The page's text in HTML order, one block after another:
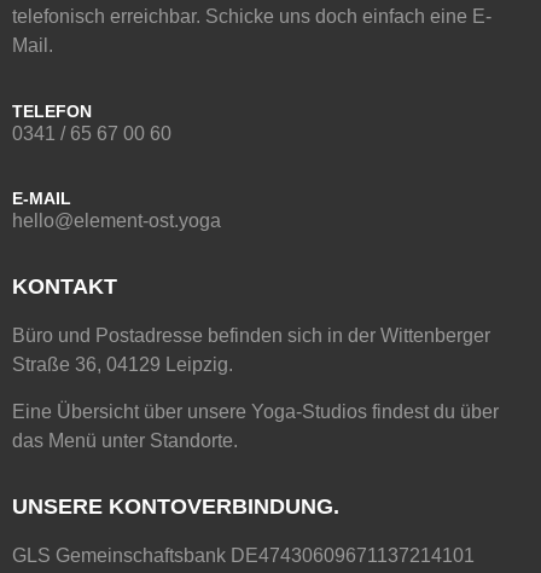
telefonisch erreichbar. Schicke uns doch einfach eine E-
Mail.
TELEFON
0341 / 65 67 00 60
E-MAIL
hello@element-ost.yoga
KONTAKT
Büro und Postadresse befinden sich in der Wittenberger
Straße 36, 04129 Leipzig.
Eine Übersicht über unsere Yoga-Studios findest du über
das Menü unter Standorte.
UNSERE KONTOVERBINDUNG.
GLS Gemeinschaftsbank DE47430609671137214101